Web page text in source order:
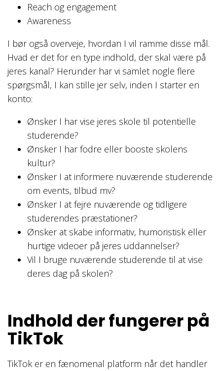
Reach og engagement
Awareness
I bør også overveje, hvordan I vil ramme disse mål.
Hvad er det for en type indhold, der skal være på
jeres kanal? Herunder har vi samlet nogle flere
spørgsmål, I kan stille jer selv, inden I starter en
konto:
Ønsker I har vise jeres skole til potentielle
studerende?
Ønsker I har fodre eller booste skolens
kultur?
Ønsker I at informere nuværende studerende
om events, tilbud mv?
Ønsker I at fejre nuværende og tidligere
studerendes præstationer?
Ønsker at skabe informativ, humoristisk eller
hurtige videoer på jeres uddannelser?
Vil I bruge nuværende studerende til at vise
deres dag på skolen?
Indhold der fungerer på
TikTok
TikTok er en fænomenal platform når det handler